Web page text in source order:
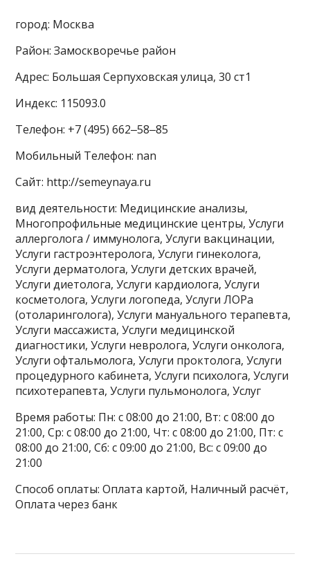
город: Москва
Район: Замоскворечье район
Адрес: Большая Серпуховская улица, 30 ст1
Индекс: 115093.0
Телефон: +7 (495) 662‒58‒85
Мобильный Телефон: nan
Сайт: http://semeynaya.ru
вид деятельности: Медицинские анализы,
Многопрофильные медицинские центры, Услуги
аллерголога / иммунолога, Услуги вакцинации,
Услуги гастроэнтеролога, Услуги гинеколога,
Услуги дерматолога, Услуги детских врачей,
Услуги диетолога, Услуги кардиолога, Услуги
косметолога, Услуги логопеда, Услуги ЛОРа
(отоларинголога), Услуги мануального терапевта,
Услуги массажиста, Услуги медицинской
диагностики, Услуги невролога, Услуги онколога,
Услуги офтальмолога, Услуги проктолога, Услуги
процедурного кабинета, Услуги психолога, Услуги
психотерапевта, Услуги пульмонолога, Услуг
Время работы: Пн: с 08:00 до 21:00, Вт: с 08:00 до
21:00, Ср: с 08:00 до 21:00, Чт: с 08:00 до 21:00, Пт: с
08:00 до 21:00, Сб: с 09:00 до 21:00, Вс: с 09:00 до
21:00
Способ оплаты: Оплата картой, Наличный расчёт,
Оплата через банк